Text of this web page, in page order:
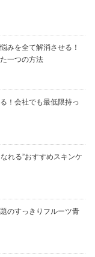
みを全て解消させる！
一つの方法
！会社でも最低限持っ
れる”おすすめスキンケ
のすっきりフルーツ青